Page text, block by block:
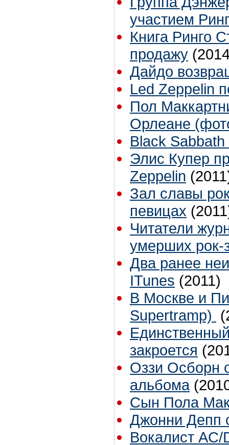
участием
Книга Ринго
продажу
Дайдо
Led Zeppelin
Пол
Орлеане
Black
Элис Купер
Zeppelin
Зал славы
певицах
Читатели
умерших рок-
Два ранее
ITunes (2011)
В Москве и
Supertramp)
закроется
Оззи Осборн
альбома
Сын Пола
Джонни Депп
Вокалист AC/